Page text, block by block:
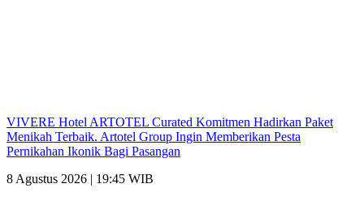
VIVERE Hotel ARTOTEL Curated Komitmen Hadirkan Paket
Menikah Terbaik. Artotel Group Ingin Memberikan Pesta
Pernikahan Ikonik Bagi Pasangan
8 Agustus 2026 | 19:45 WIB